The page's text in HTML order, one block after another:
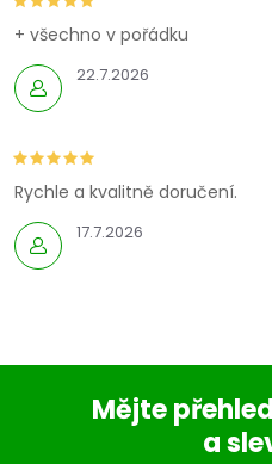
22.7.2026
+ všechno v pořádku
17.7.2026
Rychle a kvalitně doručení.
Mějte
a